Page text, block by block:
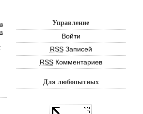
Управление
Войти
RSSЗаписей
RSSКомментариев
Для любопытных